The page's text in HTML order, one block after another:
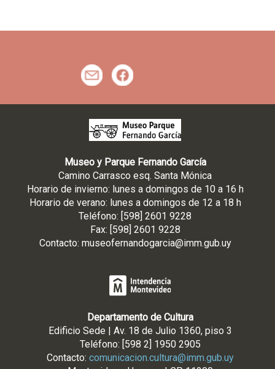
Museo y Parque Fernando García
Camino Carrasco esq. Santa Mónica
Horario de invierno: lunes a domingos de 10 a 16 h
Horario de verano: lunes a domingos de 12 a 18 h
Teléfono: [598] 2601 9228
Fax: [598] 2601 9228
Contacto: museofernandogarcia@imm.gub.uy
Departamento de Cultura
Edificio Sede | Av. 18 de Julio 1360, piso 3
Teléfono: [598 2] 1950 2905
Contacto: comunicacion.cultura@imm.gub.uy